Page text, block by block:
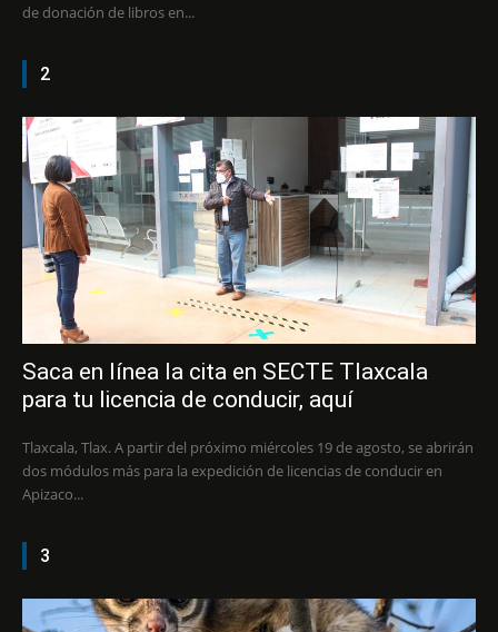
de donación de libros en...
2
Saca en línea la cita en SECTE Tlaxcala
para tu licencia de conducir, aquí
Tlaxcala, Tlax. A partir del próximo miércoles 19 de agosto, se abrirán
dos módulos más para la expedición de licencias de conducir en
Apizaco...
3